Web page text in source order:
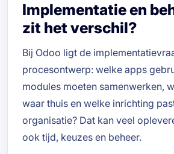
Implementatie en
zit het verschil?
Bij Odoo ligt de
procesontwerp: welke apps
modules moeten samenwerken,
waar thuis en welke inrichting
organisatie? Dat kan veel
ook tijd, keuzes en beheer.